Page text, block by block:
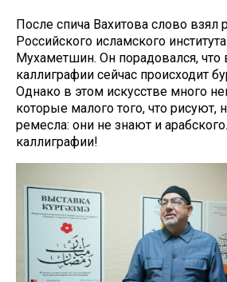
После спича Вахитова слово взял
Российского исламского
Мухаметшин. Он порадовался,
каллиграфии сейчас происходит
Однако в этом искусстве много
которые малого того, что рисуют,
ремесла: они не знают и
каллиграфии!